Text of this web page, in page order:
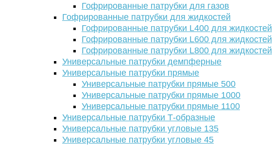
Гофрированные патрубки для газов
Гофрированные патрубки для жидкостей
Гофрированные патрубки L400 для жидкостей
Гофрированные патрубки L600 для жидкостей
Гофрированные патрубки L800 для жидкостей
Универсальные патрубки демпферные
Универсальные патрубки прямые
Универсальные патрубки прямые 500
Универсальные патрубки прямые 1000
Универсальные патрубки прямые 1100
Универсальные патрубки Т-образные
Универсальные патрубки угловые 135
Универсальные патрубки угловые 45